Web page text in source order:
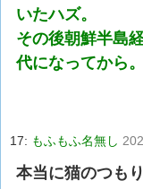
いたハズ。
その後朝鮮半島
代になってから。
17: もふもふ名無し
本当に猫のつも